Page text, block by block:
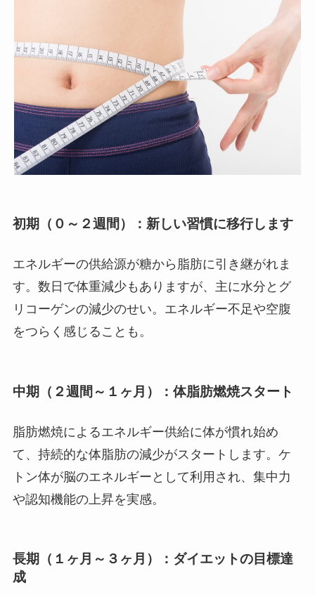
初期（０～２週間）：新しい習慣に移行します
エネルギーの供給源が糖から脂肪に引き継がれま
す。数日で体重減少もありますが、主に水分とグ
リコーゲンの減少のせい。エネルギー不足や空腹
をつらく感じることも。
中期（２週間～１ヶ月）：体脂肪燃焼スタート
脂肪燃焼によるエネルギー供給に体が慣れ始め
て、持続的な体脂肪の減少がスタートします。ケ
トン体が脳のエネルギーとして利用され、集中力
や認知機能の上昇を実感。
長期（１ヶ月～３ヶ月）：ダイエットの目標達
成